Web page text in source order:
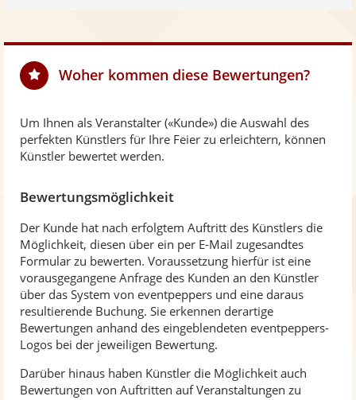
Woher kommen diese Bewertungen?
Um Ihnen als Veranstalter («Kunde») die Auswahl des
perfekten Künstlers für Ihre Feier zu erleichtern, können
Künstler bewertet werden.
Bewertungsmöglichkeit
Der Kunde hat nach erfolgtem Auftritt des Künstlers die
Möglichkeit, diesen über ein per E-Mail zugesandtes
Formular zu bewerten. Voraussetzung hierfür ist eine
vorausgegangene Anfrage des Kunden an den Künstler
über das System von eventpeppers und eine daraus
resultierende Buchung. Sie erkennen derartige
Bewertungen anhand des eingeblendeten eventpeppers-
Logos bei der jeweiligen Bewertung.
Darüber hinaus haben Künstler die Möglichkeit auch
Bewertungen von Auftritten auf Veranstaltungen zu